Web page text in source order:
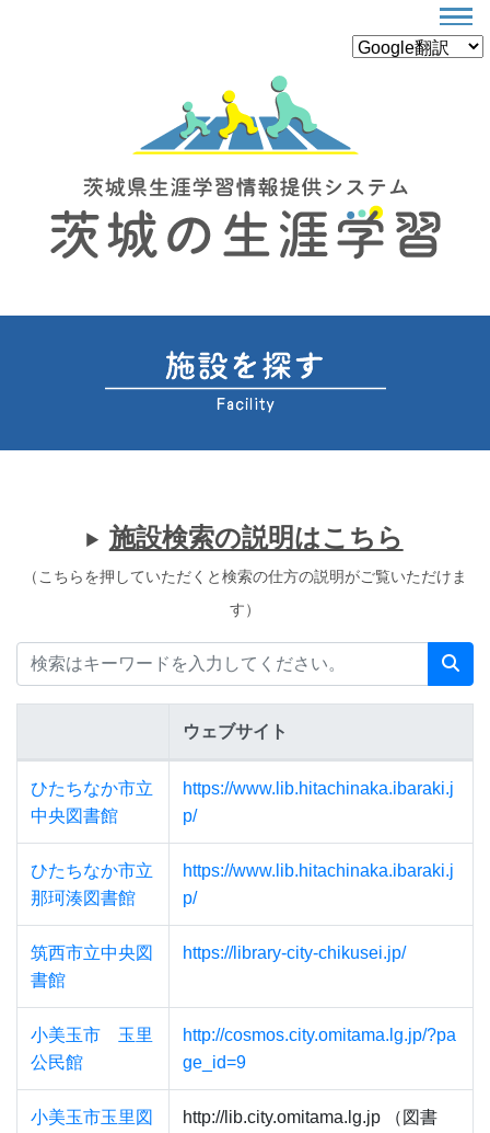
施設検索の説明はこちら
（こちらを押していただくと検索の仕方の説明がご覧いただけま
す）
ウェブサイト
ひたちなか市立
中央図書館
https://www.lib.hitachinaka.ibaraki.j
p/
ひたちなか市立
那珂湊図書館
https://www.lib.hitachinaka.ibaraki.j
p/
筑西市立中央図
書館
https://library-city-chikusei.jp/
小美玉市 玉里
公民館
http://cosmos.city.omitama.lg.jp/?pa
ge_id=9
小美玉市玉里図
http://lib.city.omitama.lg.jp （図書